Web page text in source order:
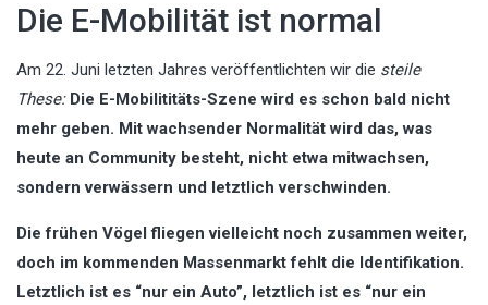
Die E-Mobilität ist normal
Am 22. Juni letzten Jahres veröffentlichten wir die steile
These: Die E-Mobilititäts-Szene wird es schon bald nicht
mehr geben. Mit wachsender Normalität wird das, was
heute an Community besteht, nicht etwa mitwachsen,
sondern verwässern und letztlich verschwinden.
Die frühen Vögel fliegen vielleicht noch zusammen weiter,
doch im kommenden Massenmarkt fehlt die Identifikation.
Letztlich ist es “nur ein Auto”, letztlich ist es “nur ein